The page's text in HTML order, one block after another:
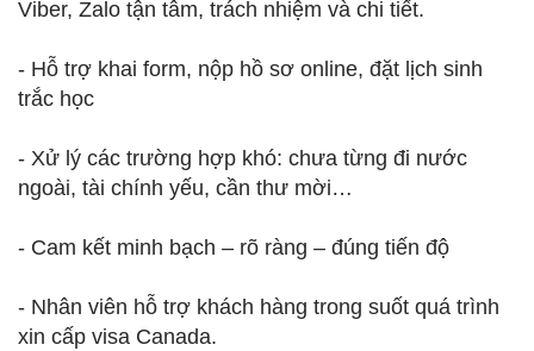
Viber, Zalo tận tâm, trách nhiệm và chi tiết.
- Hỗ trợ khai form, nộp hồ sơ online, đặt lịch sinh
trắc học
- Xử lý các trường hợp khó: chưa từng đi nước
ngoài, tài chính yếu, cần thư mời…
- Cam kết minh bạch – rõ ràng – đúng tiến độ
- Nhân viên hỗ trợ khách hàng trong suốt quá trình
xin cấp visa Canada.